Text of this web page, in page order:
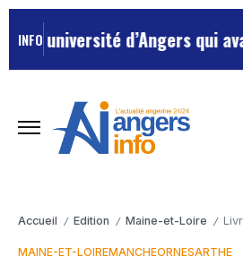
INFO d’Angers qui avait
Accueil / Edition / Maine-et-Loire / Livret
MAINE-ET-LOIREMANCHEORNESARTHE